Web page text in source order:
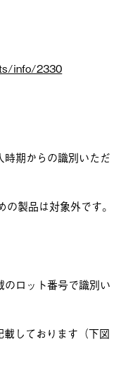
info/2330
期からの識別いただ
製品は対象外です。
ロット番号で識別い
しております（下図